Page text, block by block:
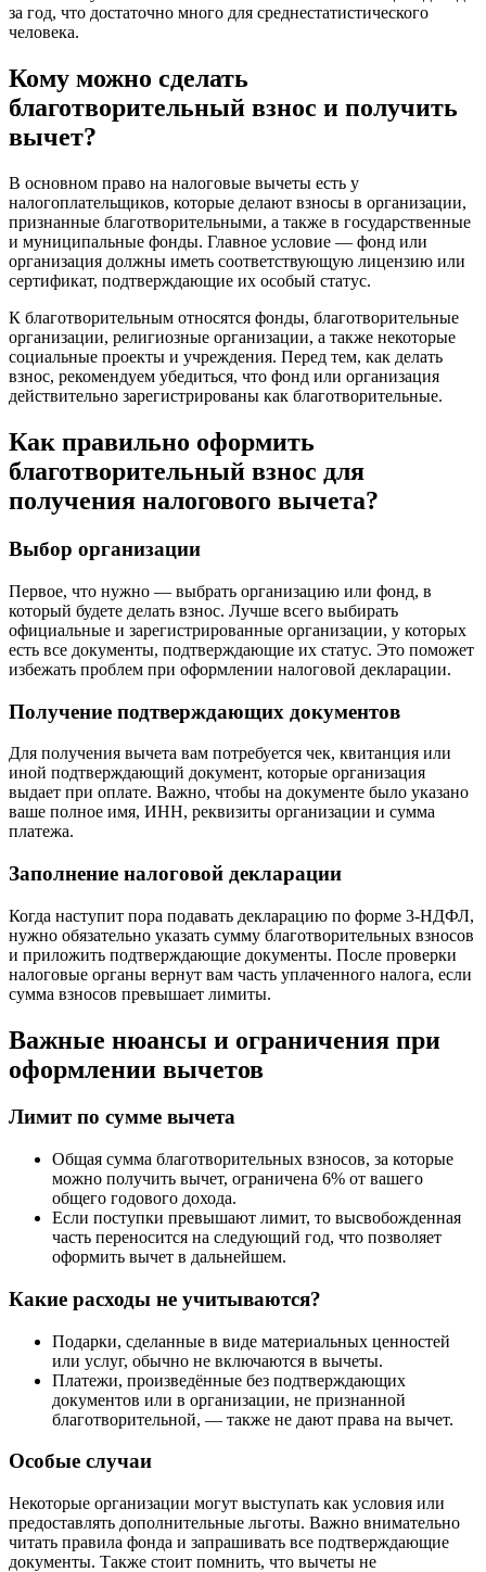
за год, что достаточно много для среднестатистического
человека.
Кому можно сделать
благотворительный взнос и получить
вычет?
В основном право на налоговые вычеты есть у
налогоплательщиков, которые делают взносы в организации,
признанные благотворительными, а также в государственные
и муниципальные фонды. Главное условие — фонд или
организация должны иметь соответствующую лицензию или
сертификат, подтверждающие их особый статус.
К благотворительным относятся фонды, благотворительные
организации, религиозные организации, а также некоторые
социальные проекты и учреждения. Перед тем, как делать
взнос, рекомендуем убедиться, что фонд или организация
действительно зарегистрированы как благотворительные.
Как правильно оформить
благотворительный взнос для
получения налогового вычета?
Выбор организации
Первое, что нужно — выбрать организацию или фонд, в
который будете делать взнос. Лучше всего выбирать
официальные и зарегистрированные организации, у которых
есть все документы, подтверждающие их статус. Это поможет
избежать проблем при оформлении налоговой декларации.
Получение подтверждающих документов
Для получения вычета вам потребуется чек, квитанция или
иной подтверждающий документ, которые организация
выдает при оплате. Важно, чтобы на документе было указано
ваше полное имя, ИНН, реквизиты организации и сумма
платежа.
Заполнение налоговой декларации
Когда наступит пора подавать декларацию по форме 3-НДФЛ,
нужно обязательно указать сумму благотворительных взносов
и приложить подтверждающие документы. После проверки
налоговые органы вернут вам часть уплаченного налога, если
сумма взносов превышает лимиты.
Важные нюансы и ограничения при
оформлении вычетов
Лимит по сумме вычета
Общая сумма благотворительных взносов, за которые
можно получить вычет, ограничена 6% от вашего
общего годового дохода.
Если поступки превышают лимит, то высвобожденная
часть переносится на следующий год, что позволяет
оформить вычет в дальнейшем.
Какие расходы не учитываются?
Подарки, сделанные в виде материальных ценностей
или услуг, обычно не включаются в вычеты.
Платежи, произведённые без подтверждающих
документов или в организации, не признанной
благотворительной, — также не дают права на вычет.
Особые случаи
Некоторые организации могут выступать как условия или
предоставлять дополнительные льготы. Важно внимательно
читать правила фонда и запрашивать все подтверждающие
документы. Также стоит помнить, что вычеты не